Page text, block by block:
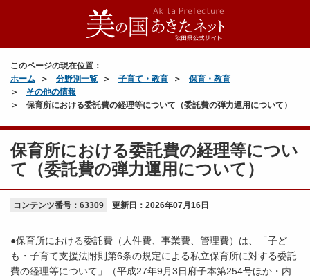
このページの現在位置：
ホーム
分野別一覧 子育て・教育
保育・教育
その他の情報
保育所における委託費の経理等について（委託費の弾力運用について）
保育所における委託費の経理等につい
て（委託費の弾力運用について）
コンテンツ番号：63309 更新日： 2026年07月16日
●保育所における委託費（人件費、事業費、管理費）は、「子ど
も・子育て支援法附則第6条の規定による私立保育所に対する委託
費の経理等について」（平成27年9月3日府子本第254号ほか・内